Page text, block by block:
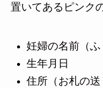
置いてあるピンク
妊婦の名前（ふ
生年月日
住所（お札の送